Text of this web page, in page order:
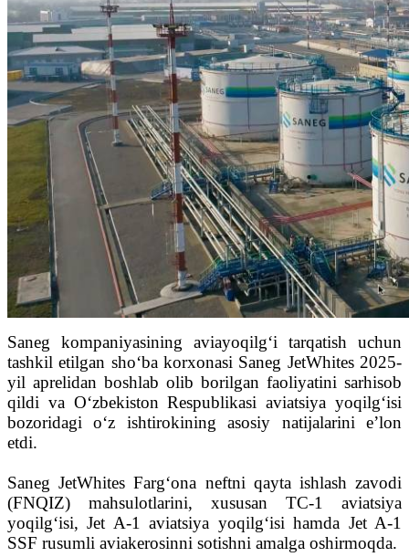
Saneg kompaniyasining aviayoqilg‘i tarqatish uchun
tashkil etilgan sho‘ba korxonasi Saneg JetWhites 2025-
yil aprelidan boshlab olib borilgan faoliyatini sarhisob
qildi va O‘zbekiston Respublikasi aviatsiya yoqilg‘isi
bozoridagi o‘z ishtirokining asosiy natijalarini e’lon
etdi.
Saneg JetWhites Farg‘ona neftni qayta ishlash zavodi
(FNQIZ) mahsulotlarini, xususan TC-1 aviatsiya
yoqilg‘isi, Jet A-1 aviatsiya yoqilg‘isi hamda Jet A-1
SSF rusumli aviakerosinni sotishni amalga oshirmoqda.